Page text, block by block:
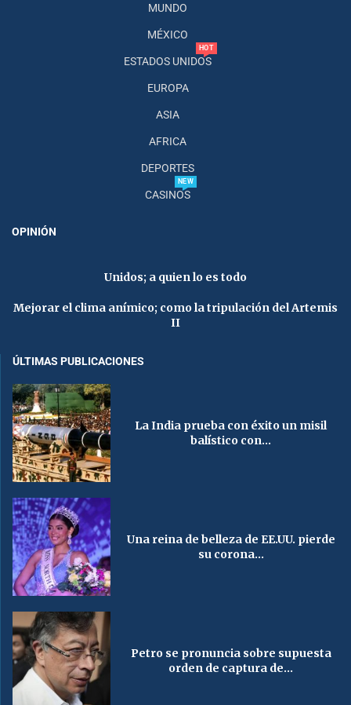
MUNDO
MÉXICO
ESTADOS UNIDOS
HOT
EUROPA
ASIA
AFRICA
DEPORTES
CASINOS
NEW
OPINIÓN
Unidos; a quien lo es todo
Mejorar el clima anímico; como la tripulación del Artemis
II
ÚLTIMAS PUBLICACIONES
La India prueba con éxito un misil
balístico con...
Una reina de belleza de EE.UU. pierde
su corona...
Petro se pronuncia sobre supuesta
orden de captura de...